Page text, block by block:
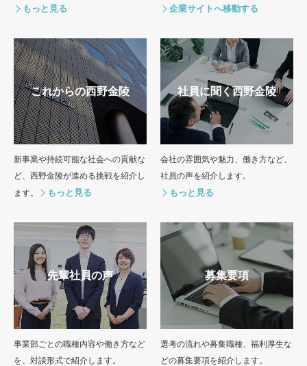
企業サイトへ移動する
これからの⻄野⾦陵
新事業や持続可能な社会への貢献な
ど、西野金陵が進める挑戦を紹介し
ます。
社員に聞く⻄野⾦陵
会社の雰囲気や魅⼒、働き方など、
社員の声を紹介します。
先輩社員の声
事業部ごとの職種内容や働き方など
を、対談形式で紹介します。
募集要項
選考の流れや募集職種、福利厚生な
どの募集要項を紹介します。